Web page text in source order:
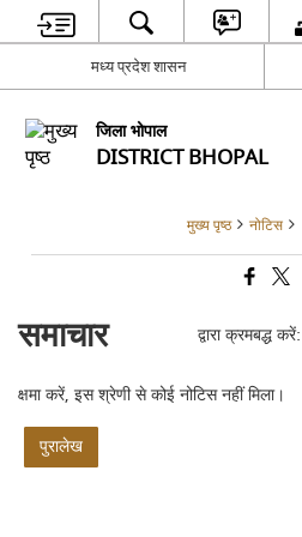
मध्य प्रदेश शासन
जिला भोपाल
DISTRICT BHOPAL
मुख्य पृष्ठ नोटिस
समाचार द्वारा क्रमबद्ध करें:
क्षमा करें, इस श्रेणी से कोई नोटिस नहीं मिला।
पुरालेख